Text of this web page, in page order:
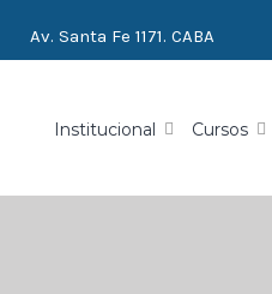
Av. Santa Fe 1171. CABA
Institucional Cursos